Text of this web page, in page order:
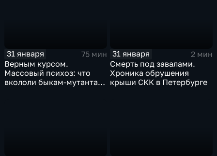
31 января
75 мин
Верным курсом.
Массовый психоз: что
вкололи быкам-мутантам,
31 января
2 мин
Смерть под завалами.
Хроника обрушения
крыши СКК в Петербурге